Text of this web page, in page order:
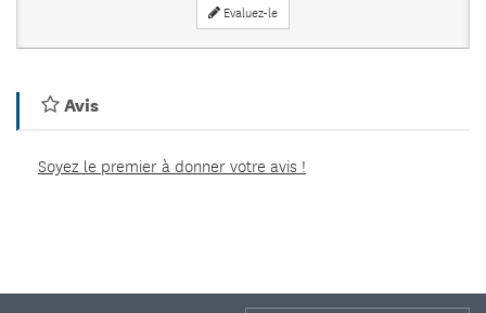
Evaluez-le
Avis
Soyez le premier à donner votre avis !